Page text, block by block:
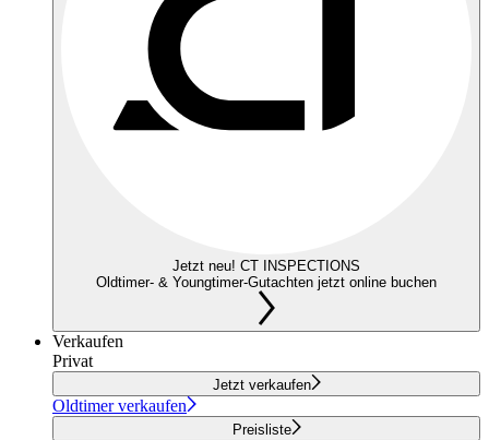
Jetzt neu! CT INSPECTIONS
Oldtimer- & Youngtimer-Gutachten jetzt online buchen
Verkaufen
Privat
Jetzt verkaufen
Oldtimer verkaufen
Preisliste